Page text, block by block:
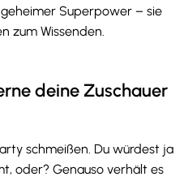
Superpower – sie
zum Wissenden.
deine Zuschauer
schmeißen. Du würdest ja
oder? Genauso verhält es